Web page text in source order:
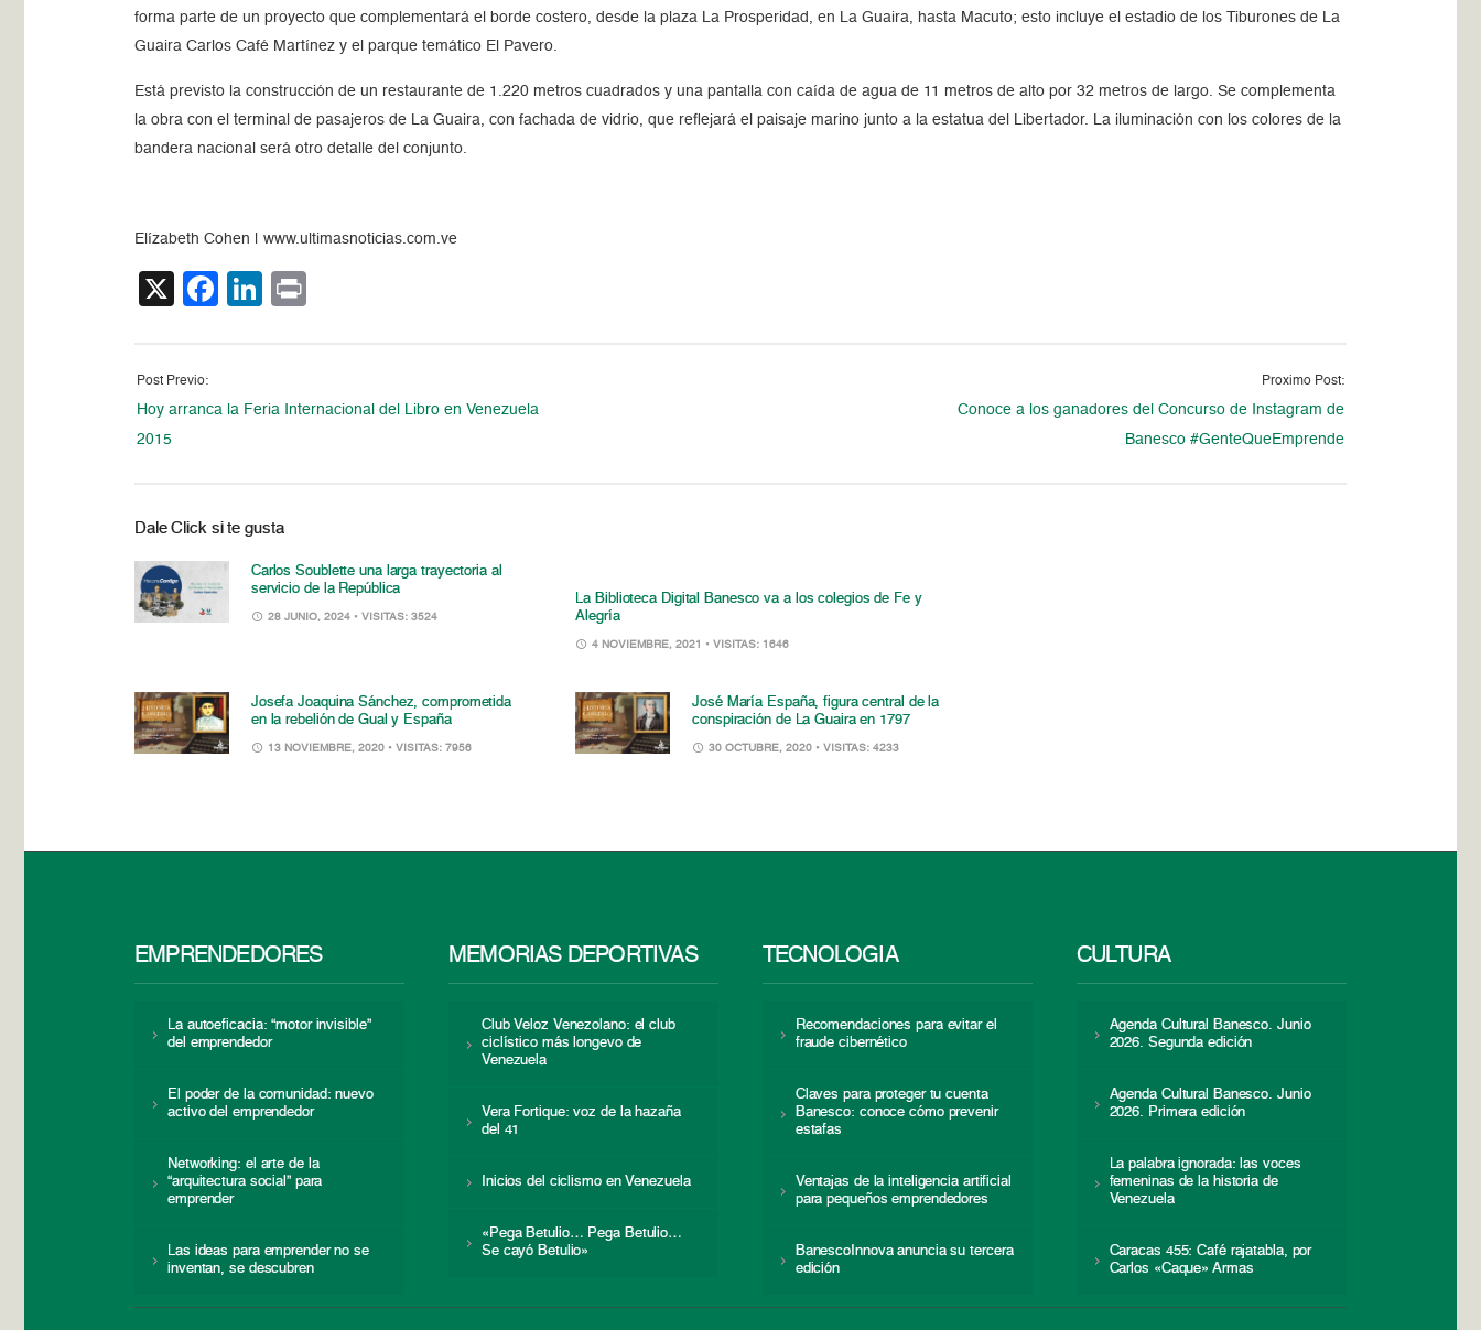
forma parte de un proyecto que complementará el borde costero, desde la plaza La Prosperidad, en La Guaira, hasta Macuto; esto incluye el estadio de los Tiburones de La
Guaira Carlos Café Martínez y el parque temático El Pavero.
Está previsto la construcción de un restaurante de 1.220 metros cuadrados y una pantalla con caída de agua de 11 metros de alto por 32 metros de largo. Se complementa
la obra con el terminal de pasajeros de La Guaira, con fachada de vidrio, que reflejará el paisaje marino junto a la estatua del Libertador. La iluminación con los colores de la
bandera nacional será otro detalle del conjunto.
Elízabeth Cohen | www.ultimasnoticias.com.ve
X Facebook
LinkedIn
Post Previo:
Hoy arranca la Feria Internacional del Libro en Venezuela
2015
Proximo Post:
Conoce a los ganadores del Concurso de Instagram de
Banesco #GenteQueEmprende
Dale Click si te gusta
Carlos Soublette una larga trayectoria al
servicio de la República
28 JUNIO, 2024 • VISITAS: 3524
La Biblioteca Digital Banesco va a los colegios de Fe y
Alegría
4 NOVIEMBRE, 2021 • VISITAS: 1646
Josefa Joaquina Sánchez, comprometida
en la rebelión de Gual y España
13 NOVIEMBRE, 2020 • VISITAS: 7956
José María España, figura central de la
conspiración de La Guaira en 1797
30 OCTUBRE, 2020 • VISITAS: 4233
EMPRENDEDORES
La autoeficacia: “motor invisible”
del emprendedor
El poder de la comunidad: nuevo
activo del emprendedor
Networking: el arte de la
“arquitectura social” para
emprender
Las ideas para emprender no se
inventan, se descubren
MEMORIAS DEPORTIVAS
Club Veloz Venezolano: el club
ciclístico más longevo de
Venezuela
Vera Fortique: voz de la hazaña
del 41
Inicios del ciclismo en Venezuela
«Pega Betulio… Pega Betulio…
Se cayó Betulio»
TECNOLOGÍA
Recomendaciones para evitar el
fraude cibernético
Claves para proteger tu cuenta
Banesco: conoce cómo prevenir
estafas
Ventajas de la inteligencia artificial
para pequeños emprendedores
BanescoInnova anuncia su tercera
edición
CULTURA
Agenda Cultural Banesco. Junio
2026. Segunda edición
Agenda Cultural Banesco. Junio
2026. Primera edición
La palabra ignorada: las voces
femeninas de la historia de
Venezuela
Caracas 455: Café rajatabla, por
Carlos «Caque» Armas